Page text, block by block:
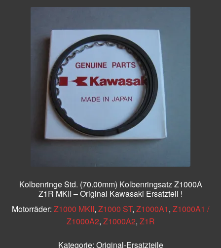
Kolbenringe Std. (70.00mm) Kolbenringsatz Z1000A
Z1R MKII – Original Kawasaki Ersatzteil !
Motorräder: Z1000 MKII, Z1000 ST, Z1000A1, Z1000A1 /
Z1000A2, Z1000A2, Z1R
Kategorie: Original-Ersatzteile